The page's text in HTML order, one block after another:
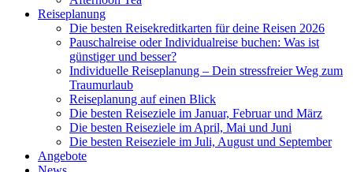
Reiseplanung
Die besten Reisekreditkarten für deine Reisen 2026
Pauschalreise oder Individualreise buchen: Was ist
günstiger und besser?
Individuelle Reiseplanung – Dein stressfreier Weg zum
Traumurlaub
Reiseplanung auf einen Blick
Die besten Reiseziele im Januar, Februar und März
Die besten Reiseziele im April, Mai und Juni
Die besten Reiseziele im Juli, August und September
Angebote